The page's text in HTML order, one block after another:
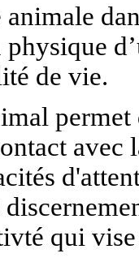
de vie.
avec
qui